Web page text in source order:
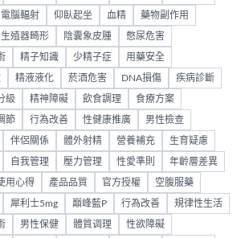
電腦輻射 仰臥起坐 血精 藥物副作用
生殖器畸形 陰囊象皮腫 憋尿危害
精子知識 少精子症 用藥安全
精液液化 菸酒危害 DNA損傷 疾病診斷
級 精神障礙 飲食調理 食療方案
節 行為改善 性健康推廣 男性檢查
伴侶關係 體外射精 營養補充 生育疑慮
自我管理 壓力管理 性愛準則 年齡層差異
用心得 產品品質 官方授權 空腹服藥
犀利士5mg 巔峰藍P 行為改善 規律性生活
男性保健 體質调理 性欲障礙